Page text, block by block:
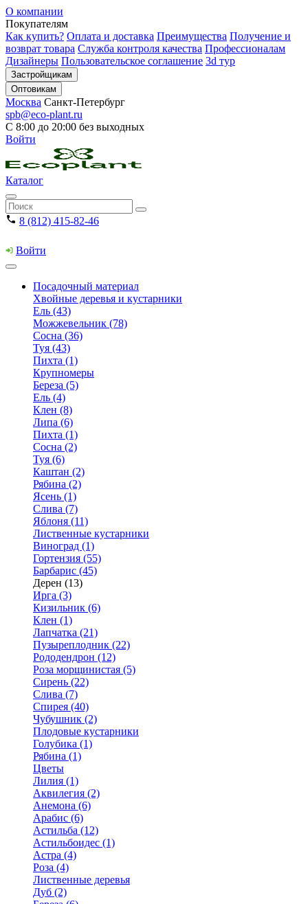
О компании
Покупателям
Как купить? Оплата и доставка Преимущества Получение и
возврат товара Служба контроля качества Профессионалам
Дизайнеры Пользовательское соглашение 3d тур
Застройщикам
Оптовикам
Москва Санкт-Петербург
spb@eco-plant.ru
С 8:00 до 20:00 без выходных
Войти
Каталог
8 (812) 415-82-46
Войти
Посадочный материал
Хвойные деревья и кустарники
Ель (43)
Можжевельник (78)
Сосна (36)
Туя (43)
Пихта (1)
Крупномеры
Береза (5)
Ель (4)
Клен (8)
Липа (6)
Пихта (1)
Сосна (2)
Туя (6)
Каштан (2)
Рябина (2)
Ясень (1)
Слива (7)
Яблоня (11)
Лиственные кустарники
Виноград (1)
Гортензия (55)
Барбарис (45)
Дерен (13)
Ирга (3)
Кизильник (6)
Клен (1)
Лапчатка (21)
Пузыреплодник (22)
Рододендрон (12)
Роза морщинистая (5)
Сирень (22)
Слива (7)
Спирея (40)
Чубушник (2)
Плодовые кустарники
Голубика (1)
Рябина (1)
Цветы
Лилия (1)
Аквилегия (2)
Анемона (6)
Арабис (6)
Астильба (12)
Астильбоидес (1)
Астра (4)
Роза (4)
Лиственные деревья
Дуб (2)